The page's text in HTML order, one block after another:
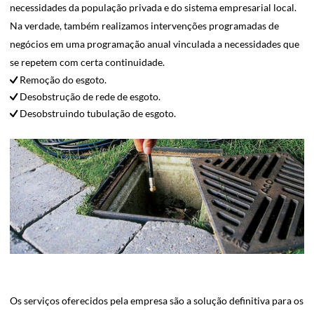
necessidades da população privada e do sistema empresarial local.
Na verdade, também realizamos intervenções programadas de
negócios em uma programação anual vinculada a necessidades que
se repetem com certa continuidade.
Remoção do esgoto.
Desobstrução de rede de esgoto.
Desobstruindo tubulação de esgoto.
Os serviços oferecidos pela empresa são a solução definitiva para os